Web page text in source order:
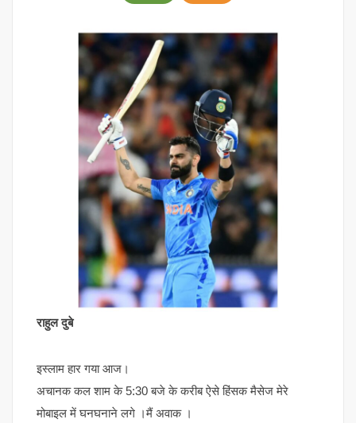
राहुल दुबे
इस्लाम हार गया आज।
अचानक कल शाम के 5:30 बजे के करीब ऐसे हिंसक मैसेज मेरे
मोबाइल में घनघनाने लगे ।मैं अवाक ।